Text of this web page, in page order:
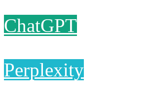
ChatGPT
Perplexity